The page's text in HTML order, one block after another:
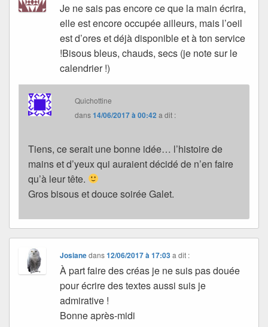
Je ne sais pas encore ce que la main écrira,
elle est encore occupée ailleurs, mais l’oeil
est d’ores et déjà disponible et à ton service
!Bisous bleus, chauds, secs (je note sur le
calendrier !)
Quichottine
dans14/06/2017 à 00:42 a dit :
Tiens, ce serait une bonne idée… l’histoire de
mains et d’yeux qui auraient décidé de n’en faire
qu’à leur tête.
Gros bisous et douce soirée Galet.
Josianedans12/06/2017 à 17:03 a dit :
À part faire des créas je ne suis pas douée
pour écrire des textes aussi suis je
admirative !
Bonne après-midi